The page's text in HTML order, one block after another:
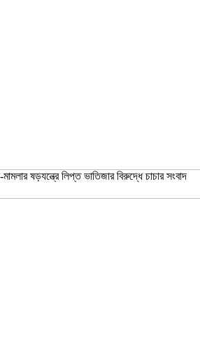
মামলার ষড়যন্ত্রে লিপ্ত ভাতিজার বিরুদ্ধে চাচার সংবাদ